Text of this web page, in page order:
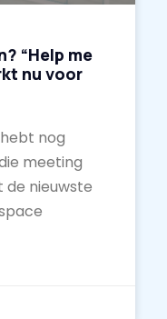
“Help me
nu voor
nog
meeting
de nieuwste